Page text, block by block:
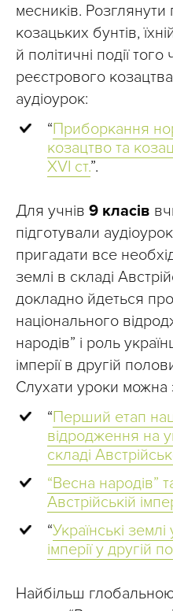
месників.
козацьких бунтів,
й політичні події
реєстрового
аудіоурок:
“Приборкання
козацтво та
XVI ст.”.
Для учнів 9 класів
підготували
пригадати все
землі в складі
докладно йдеться
національного
народів” і роль
імперії в другій
Слухати уроки можна
“Перший етап
відродження на
складі
“Весна народів”
Австрійській
“Українські землі
імперії у другій
Найбільш